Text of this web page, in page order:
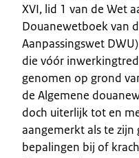
XVI, lid 1 van de Wet
Douanewetboek van
Aanpassingswet
die vóór
genomen op grond
de Algemene
doch uiterlijk tot en
aangemerkt als te
bepalingen bij of